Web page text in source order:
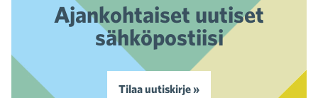
Ajankohtaiset uutiset
sähköpostiisi
Tilaa uutiskirje »